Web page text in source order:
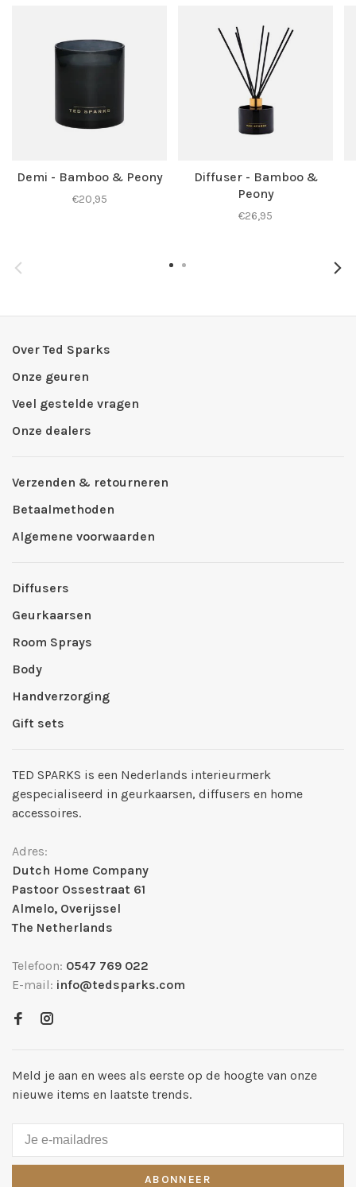
Demi - Bamboo & Peony
€20,95
Diffuser - Bamboo &
Peony
€26,95
Over Ted Sparks
Onze geuren
Veel gestelde vragen
Onze dealers
Verzenden & retourneren
Betaalmethoden
Algemene voorwaarden
Diffusers
Geurkaarsen
Room Sprays
Body
Handverzorging
Gift sets
TED SPARKS is een Nederlands interieurmerk
gespecialiseerd in geurkaarsen, diffusers en home
accessoires.
Adres:
Dutch Home Company
Pastoor Ossestraat 61
Almelo, Overijssel
The Netherlands
Telefoon: 0547 769 022
E-mail: info@tedsparks.com
Meld je aan en wees als eerste op de hoogte van onze
nieuwe items en laatste trends.
ABONNEER